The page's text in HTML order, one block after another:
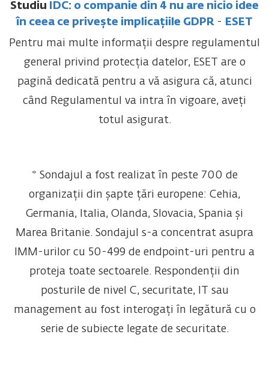
Studiu
IDC: o companie din 4 nu are nicio idee
în ceea ce privește implicațiile GDPR -
ESET
Pentru mai multe informații despre regulamentul
general privind protecția datelor, ESET are o
pagină dedicată pentru a vă asigura că, atunci
când Regulamentul va intra în vigoare, aveți
totul asigurat.
* Sondajul a fost realizat în peste 700 de
organizații din șapte țări europene: Cehia,
Germania, Italia, Olanda, Slovacia, Spania și
Marea Britanie. Sondajul s-a concentrat asupra
IMM-urilor cu 50-499 de endpoint-uri pentru a
proteja toate sectoarele. Respondenții din
posturile de nivel C, securitate, IT sau
management au fost interogați în legătură cu o
serie de subiecte legate de securitate.